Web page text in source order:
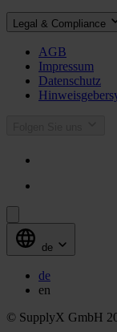
Legal & Compliance
AGB
Impressum
Datenschutz
de
de
en
© SupplyX GmbH